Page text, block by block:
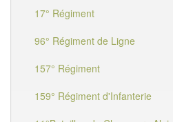
17° Régiment
96° Régiment de Ligne
157° Régiment
159° Régiment d'Infanterie